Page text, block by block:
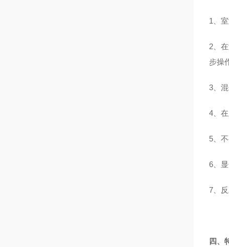
1、
2、
步操
3、
4、
5、
6、
7、
四、